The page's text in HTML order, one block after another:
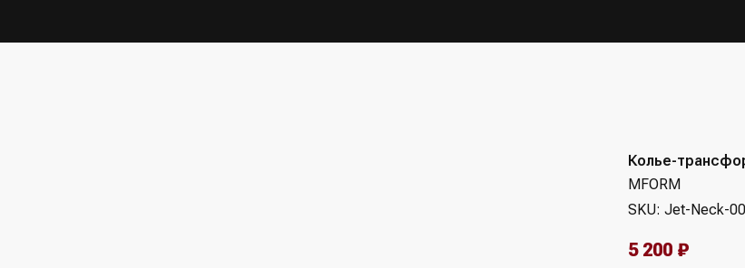
Колье-
MFORM
SKU: Jet-Neck-
5 200 ₽